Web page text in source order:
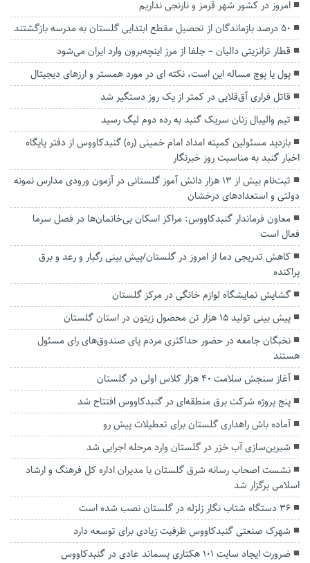
امروز در کشور شهر قرمز و نارنجی نداریم
۵۰ درصد بازماندگان از تحصیل مقطع ابتدایی گلستان به مدرسه بازگشتند
قطار ترانزیتی دالیان – جلفا از مرز اینچه‌برون وارد ایران می‌شود
پول یا پوچ مساله این است، نکته ای در مورد همستر و ارزهای دیجیتال
قاتل فراری آق‌قلایی در کمتر از یک روز دستگیر شد
تیم والیبال زنان سریک گنبد به رده دوم لیگ رسید
بازدید مسئولین کمیته امداد امام‌ خمینی (ره) گنبدکاووس از دفتر پایگاه
اخبار گنبد به مناسبت روز خبرنگار
ثبت‌نام بیش از ۱۳ هزار دانش آموز گلستانی در آزمون ورودی مدارس نمونه
دولتی و استعداد‌های درخشان
معاون فرماندار گنبدکاووس: مراکز اسکان بی‌خانمان‌ها در فصل سرما
فعال است
کاهش تدریجی دما از امروز در گلستان/پیش بینی رگبار و رعد و برق
پراکنده
گشایش نمایشگاه لوازم خانگی در مرکز گلستان
پیش بینی تولید ۱۵ هزار تن محصول زیتون در استان گلستان
نخبگان جامعه در حضور حداکثری مردم پای صندوق‌های رای مسئول
هستند
آغاز سنجش سلامت ۴۰ هزار کلاس اولی در گلستان
پنج پروژه شرکت برق منطقه‌ای در گنبدکاووس افتتاح شد
آماده باش راهداری گلستان برای تعطیلات پیش رو
شیرین‌سازی آب خزر در گلستان وارد مرحله اجرایی شد
نشست اصحاب رسانه شرق گلستان با مدیران اداره کل فرهنگ و ارشاد
اسلامی برگزار شد
۳۶ دستگاه شتاب نگار زلزله در گلستان نصب شده است
شهرک صنعتی گنبدکاووس ظرفیت زیادی برای توسعه دارد
ضرورت ایجاد سایت ۱۰۱ هکتاری پسماند عادی در گنبدکاووس